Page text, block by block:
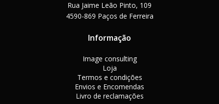
Rua Jaime Leão Pinto, 109
4590-869 Paços de Ferreira
Informação
Image consulting
Loja
Termos e condições
Envios e Encomendas
Livro de reclamações